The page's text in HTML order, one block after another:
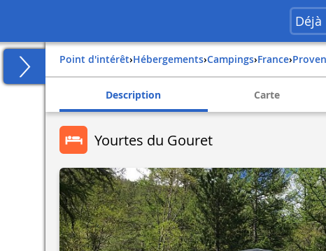
Déjà
Point d'intérêt› Hébergements› Campings› france›
Description Carte
Yourtes du Gouret